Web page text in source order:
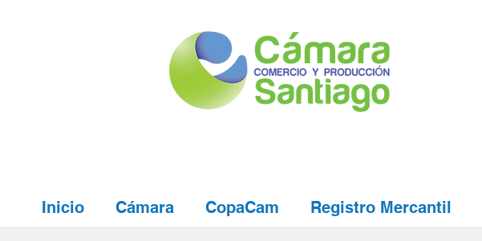
Inicio Cámara CopaCam Registro Mercantil